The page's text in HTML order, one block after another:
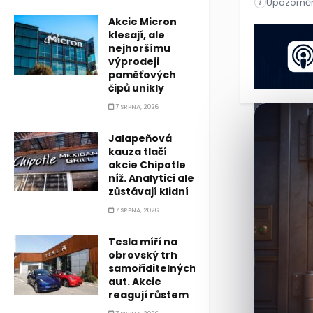
Přepravní
Přepravní
Akcie Micron
klesají, ale
nejhoršímu
výprodeji
paměťových
čipů unikly
7 SRPNA, 2026
Jalapeňová
kauza tlačí
akcie Chipotle
níž. Analytici ale
zůstávají klidní
7 SRPNA, 2026
Tesla míří na
obrovský trh
samořiditelných
aut. Akcie
reagují růstem